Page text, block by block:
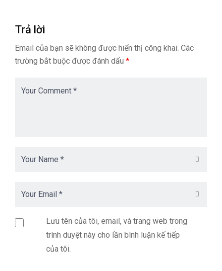
Trả lời
Email của bạn sẽ không được hiển thị công khai. Các
trường bắt buộc được đánh dấu *
Lưu tên của tôi, email, và trang web trong
trình duyệt này cho lần bình luận kế tiếp
của tôi.